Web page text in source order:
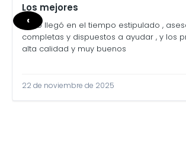
Los mejores
Todo llegó en el tiempo estipulado ,
completas y dispuestos a ayudar , y los
alta calidad y muy buenos
22 de noviembre de 2025
‹